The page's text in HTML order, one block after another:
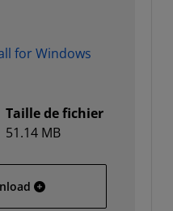
for Windows
Taille de fichier
51.14 MB
SDK 2017.3 WebInstall